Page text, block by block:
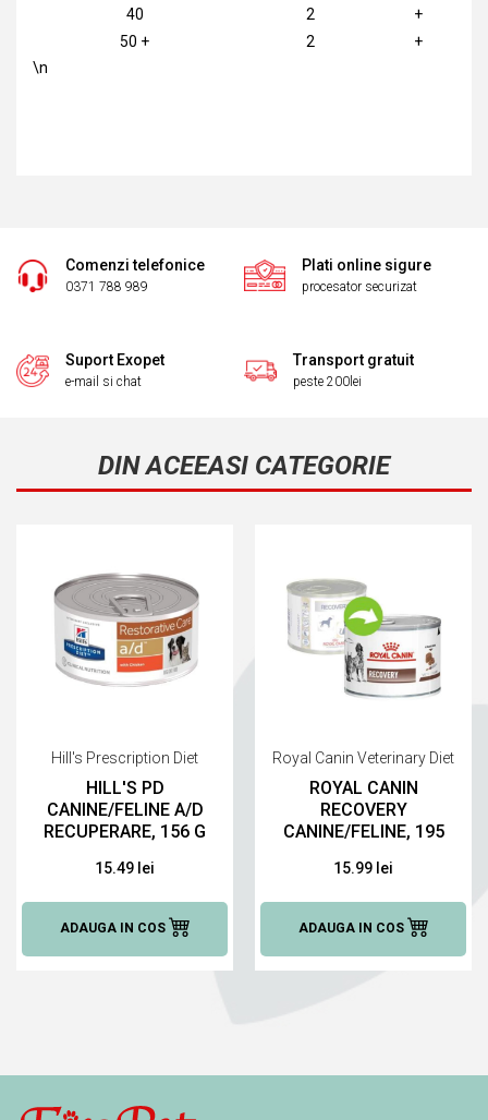
40
2
+
50 +
2
+
\n
Comenzi telefonice
0371 788 989
Plati online sigure
procesator securizat
Suport Exopet
e-mail si chat
Transport gratuit
peste 200lei
DIN ACEEASI CATEGORIE
Hill's Prescription Diet
HILL'S PD
CANINE/FELINE A/D
RECUPERARE, 156 G
15.49 lei
ADAUGA IN COS
Royal Canin Veterinary Diet
ROYAL CANIN
RECOVERY
CANINE/FELINE, 195
15.99 lei
ADAUGA IN COS